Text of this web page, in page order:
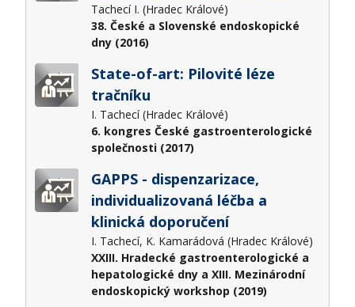
Tachecí I. (Hradec Králové)
38. České a Slovenské endoskopické
dny (2016)
State-of-art: Pilovité léze
tračníku
I. Tachecí (Hradec Králové)
6. kongres České gastroenterologické
společnosti (2017)
GAPPS - dispenzarizace,
individualizovaná léčba a
klinická doporučení
I. Tachecí, K. Kamarádová (Hradec Králové)
XXIII. Hradecké gastroenterologické a
hepatologické dny a XIII. Mezinárodní
endoskopický workshop (2019)